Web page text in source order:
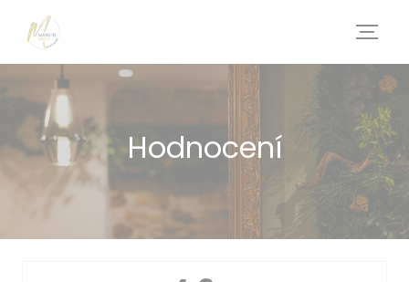
Panel pro správu cookies
Hodnocení